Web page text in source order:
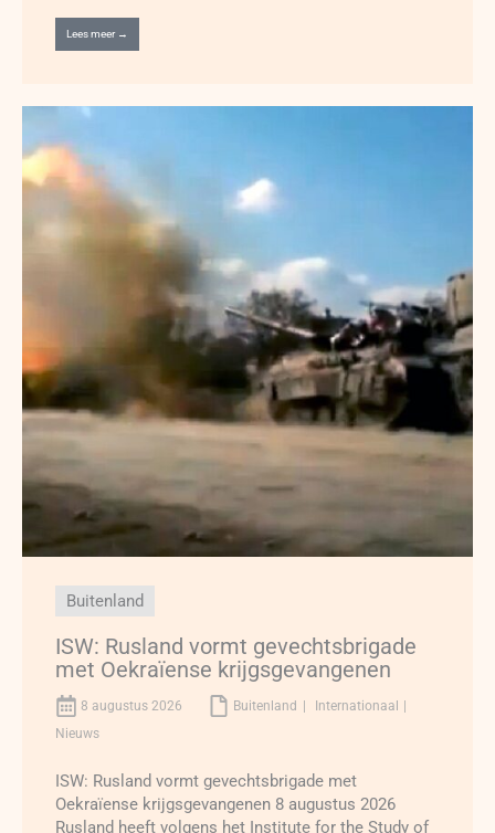
Lees meer →
Buitenland
ISW: Rusland vormt gevechtsbrigade
met Oekraïense krijgsgevangenen
8 augustus 2026 Buitenland
Internationaal
Nieuws
ISW: Rusland vormt gevechtsbrigade met
Oekraïense krijgsgevangenen 8 augustus 2026
Rusland heeft volgens het Institute for the Study of